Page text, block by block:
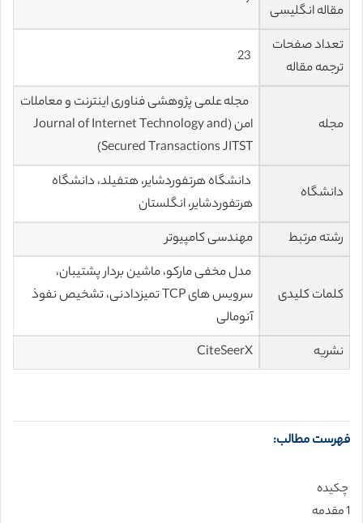
مقاله انگلیسی
تعداد صفحات
ترجمه مقاله
مجله
مجله علمی پژوهشی فناوری اینترنت و معاملات
امن (Journal of Internet Technology and
Secured Transactions JITST)
دانشگاه
دانشگاه هرتفوردشایر، هتفیلد، دانشگاه
هرتفوردشایر، انگلستان
رشته مرتبط
مهندسی کامپیوتر
کلمات کلیدی
مدل مخفی مارکو، ماشین بردار پشتیبان،
سرویس های TCP تمیزدادنی، تشخیص نفوذ
آنومالی
نشریه
CiteSeerX
فهرست مطالب:
چکیده
1 مقدمه